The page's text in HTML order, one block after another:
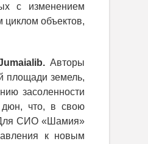
с изменением
объектов,
Авторы
площади земель,
засоленности
дюн, что, в свою
Для СИО «Шамия»
к новым